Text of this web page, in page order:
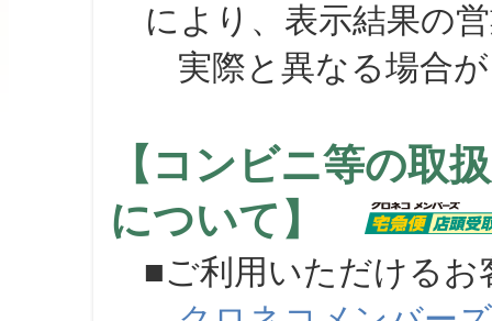
により、表示結果の
実際と異なる場合が
【コンビニ等の取
について】
■ご利用いただけるお